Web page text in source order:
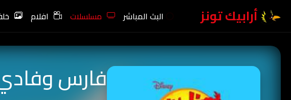
أرابيك تونز البث المباشر مسلسلات افلام
فارس